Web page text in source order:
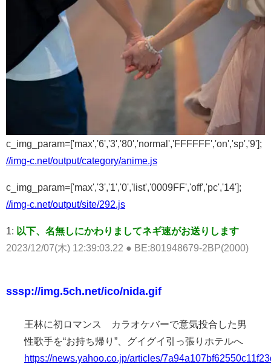
c_img_param=['max','6','3','80','normal','FFFFFF','on','sp','9'];
//img-c.net/output/category/anime.js
c_img_param=['max','3','1','0','list','0009FF','off','pc','14'];
//img-c.net/output/site/292.js
1: 以下、名無しにかわりましてネギ速がお送りします
2023/12/07(木) 12:39:03.22 ● BE:801948679-2BP(2000)
sssp://img.5ch.net/ico/nida.gif
王林に初ロマンス カラオケバーで意気投合した男
性歌手を“お持ち帰り”、グイグイ引っ張りホテルへ
https://news.yahoo.co.jp/articles/